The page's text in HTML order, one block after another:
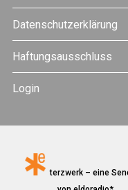
Datenschutzerklärung
Haftungsausschluss
Login
terzwerk – eine